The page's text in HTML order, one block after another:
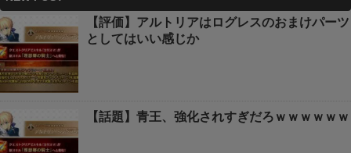
【評価】アルトリアはログレスのおまけパーツ
としてはいい感じか
【話題】青王、強化されすぎだろｗｗｗｗｗｗ